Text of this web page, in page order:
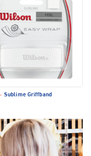
· Sublime Griffband